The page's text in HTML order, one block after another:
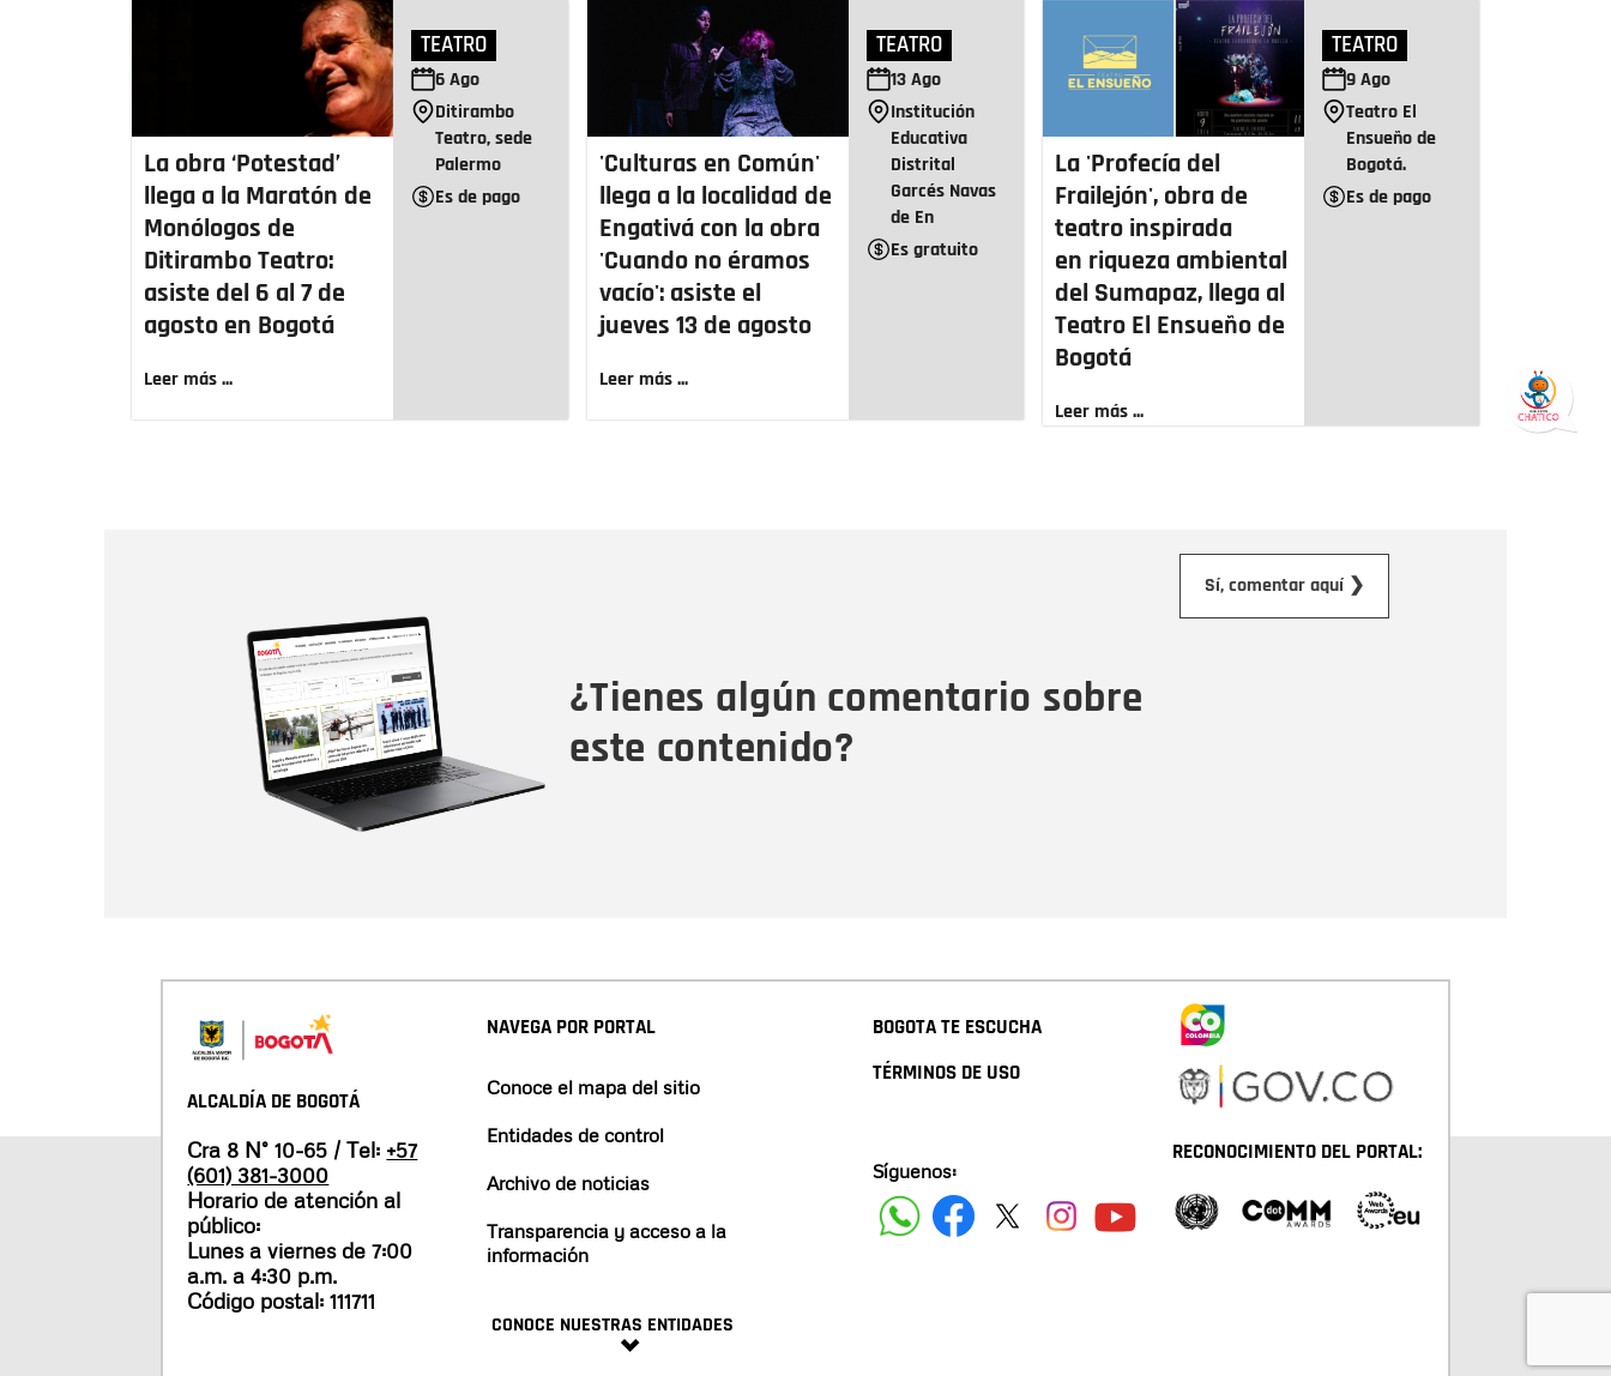
La obra ‘Potestad’
llega a la Maratón de
Monólogos de
Ditirambo Teatro:
asiste del 6 al 7 de
agosto en Bogotá
Leer más ...
TEATRO
6Ago
Ditirambo
Teatro, sede
Palermo
Es de pago
'Culturas en Común'
llega a la localidad de
Engativá con la obra
'Cuando no éramos
vacío': asiste el
jueves 13 de agosto
Leer más ...
TEATRO
13Ago
Institución
Educativa
Distrital
Garcés Navas
de En
Es gratuito
La 'Profecía del
Frailejón', obra de
teatro inspirada
en riqueza ambiental
del Sumapaz, llega al
Teatro El Ensueño de
Bogotá
Leer más ...
TEATRO
9Ago
Teatro El
Ensueño de
Bogotá.
Es de pago
¿Tienes algún comentario sobre
este contenido?
Sí, comentar aquí ❯
ALCALDÍA DE BOGOTÁ
Cra 8 N° 10-65 / Tel: +57
(601) 381-3000
Horario de atención al
público:
Lunes a viernes de 7:00
a.m. a 4:30 p.m.
Código postal: 111711
NAVEGA POR PORTAL
Conoce el mapa del sitio
Entidades de control
Archivo de noticias
Transparencia y acceso a la
información
CONOCE NUESTRAS ENTIDADES
BOGOTA TE ESCUCHA
TÉRMINOS DE USO
Síguenos:
RECONOCIMIENTO DEL PORTAL: